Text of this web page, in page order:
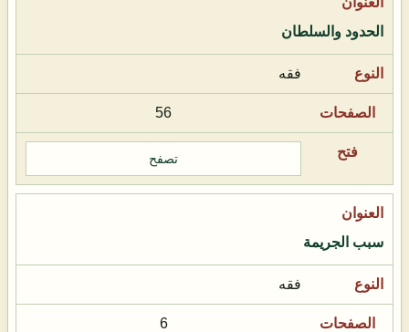
الحدود والسلطان
فقه
56
تصفح
سبب الجريمة
فقه
6